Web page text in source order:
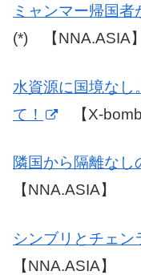
ミャンマー帰国
(*) 【NNA.ASIA】
水資源に国境なし
て！
【X-
隣国から隔離なし
【NNA.ASIA】
シンブリとチェン
【NNA.ASIA】